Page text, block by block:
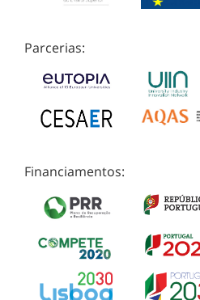
Parcerias:
Financiamentos: